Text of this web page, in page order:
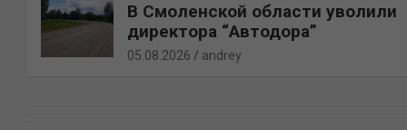
В Смоленской области уволили
директора “Автодора”
05.08.2026 andrey